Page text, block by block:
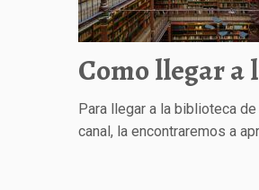
Como llegar a
Para llegar a la biblioteca
canal, la encontraremos a